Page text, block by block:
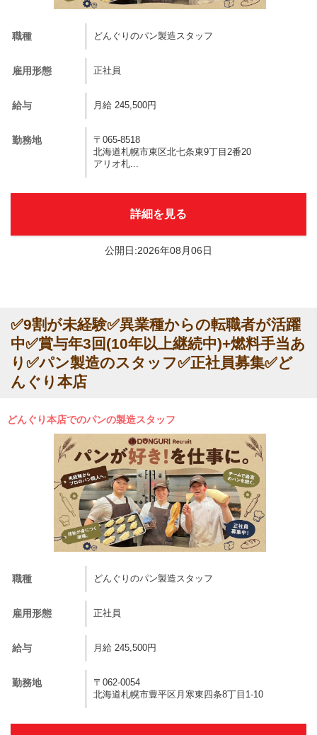
職種 どんぐりのパン製造スタッフ
雇用形態 正社員
給与 月給 245,500円
勤務地
〒065-8518
北海道札幌市東区北七条東9丁目2番20
アリオ札...
詳細を見る
公開日:2026年08月06日
✅9割が未経験✅異業種からの転職者が活躍
中✅賞与年3回(10年以上継続中)+燃料手当あ
り✅パン製造のスタッフ✅正社員募集✅ど
んぐり本店
どんぐり本店でのパンの製造スタッフ
職種 どんぐりのパン製造スタッフ
雇用形態 正社員
給与 月給 245,500円
勤務地
〒062-0054
北海道札幌市豊平区月寒東四条8丁目1-10